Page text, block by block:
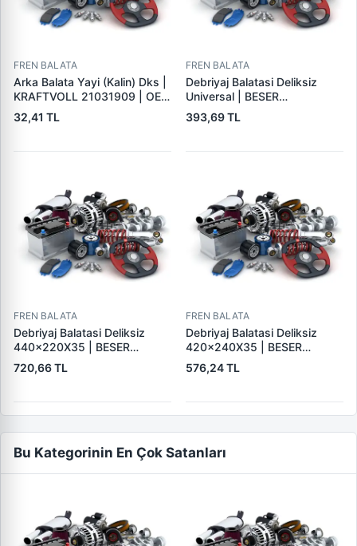
FREN BALATA
Arka Balata Yayi (Kalin) Dks |
KRAFTVOLL 21031909 | OEM
4325184
32,41 TL
FREN BALATA
Debriyaj Balatasi Deliksiz
Universal | BESER
325X200X4
393,69 TL
FREN BALATA
Debriyaj Balatasi Deliksiz
440×220X35 | BESER
440X220X35
720,66 TL
FREN BALATA
Debriyaj Balatasi Deliksiz
420×240X35 | BESER
420X240X35
576,24 TL
Bu Kategorinin En Çok Satanları